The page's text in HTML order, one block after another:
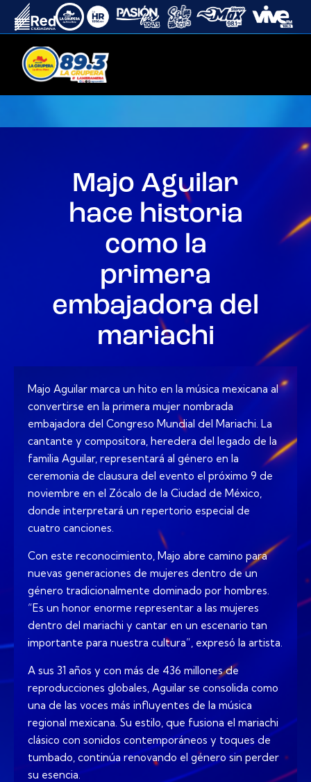
Majo Aguilar
hace historia
como la
primera
embajadora del
mariachi
Majo Aguilar marca un hito en la música mexicana al
convertirse en la primera mujer nombrada
embajadora del Congreso Mundial del Mariachi. La
cantante y compositora, heredera del legado de la
familia Aguilar, representará al género en la
ceremonia de clausura del evento el próximo 9 de
noviembre en el Zócalo de la Ciudad de México,
donde interpretará un repertorio especial de
cuatro canciones.
Con este reconocimiento, Majo abre camino para
nuevas generaciones de mujeres dentro de un
género tradicionalmente dominado por hombres.
“Es un honor enorme representar a las mujeres
dentro del mariachi y cantar en un escenario tan
importante para nuestra cultura”, expresó la artista.
A sus 31 años y con más de 436 millones de
reproducciones globales, Aguilar se consolida como
una de las voces más influyentes de la música
regional mexicana. Su estilo, que fusiona el mariachi
clásico con sonidos contemporáneos y toques de
tumbado, continúa renovando el género sin perder
su esencia.